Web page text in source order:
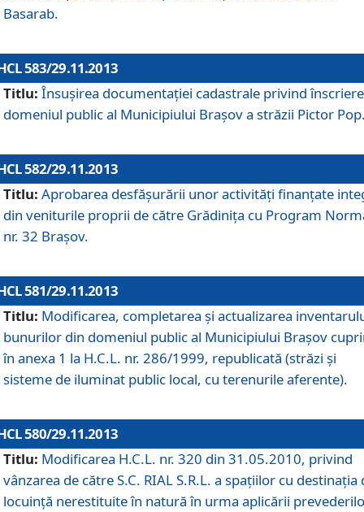
Basarab.
583/29.11.2013
Titlu: Însuşirea documentaţiei cadastrale privind
domeniul public al Municipiului Braşov a străzii Pictor
582/29.11.2013
Titlu: Aprobarea desfăşurării unor activităţi finanţate
din veniturile proprii de către Grădiniţa cu Program
nr. 32 Braşov.
581/29.11.2013
Titlu: Modificarea, completarea şi actualizarea
bunurilor din domeniul public al Municipiului Braşov
în anexa 1 la H.C.L. nr. 286/1999, republicată (străzi şi
sisteme de iluminat public local, cu terenurile aferente).
580/29.11.2013
Titlu: Modificarea H.C.L. nr. 320 din 31.05.2010, privind
vânzarea de către S.C. RIAL S.R.L. a spaţiilor cu destinaţia
locuinţă nerestituite în natură în urma aplicării